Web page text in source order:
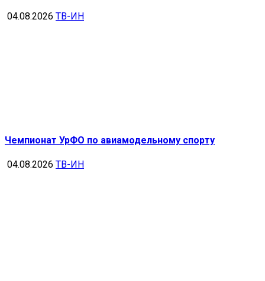
04.08.2026 ТВ-ИН
Чемпионат УрФО по авиамодельному спорту
04.08.2026 ТВ-ИН